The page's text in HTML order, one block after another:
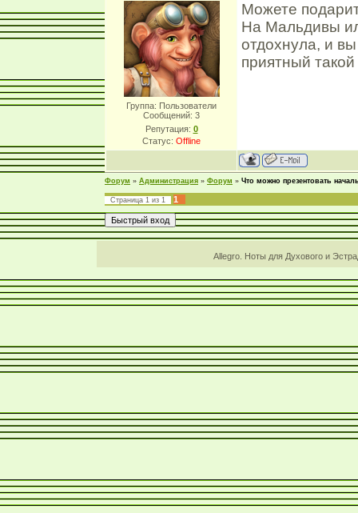
Группа: Пользователи
Сообщений: 3
Репутация: 0
Статус: Offline
Можете
На Мальдивы
отдохнула, и
приятный
Форум » Администрация » Форум » Что можно презентовать
Страница 1 из 1 1
Allegro. Ноты для Духового и